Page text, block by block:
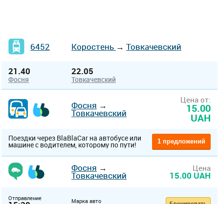
6452 Коростень → Товкачевский
21.40
Фосня
22.05
Товкачевский
Фосня →
Товкачевский
Цена от:
15.00
UAH
Поездки через BlaBlaCar на автобусе или
машине с водителем, которому по пути! 1 предложений
Фосня →
Товкачевский
Цена
15.00 UAH
Отправление Марка авто